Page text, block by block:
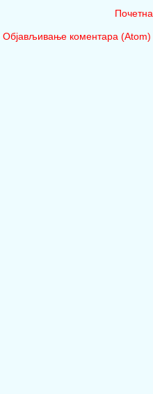
Почетна
Објављивање коментара (Atom)